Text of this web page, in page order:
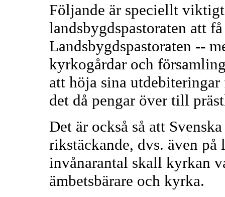
Följande är speciellt
landsbygdspastoraten att
Landsbygdspastoraten --
kyrkogårdar och
att höja sina
det då pengar över till
Det är också så att
rikstäckande, dvs. även
invånarantal skall kyrkan
ämbetsbärare och kyrka.